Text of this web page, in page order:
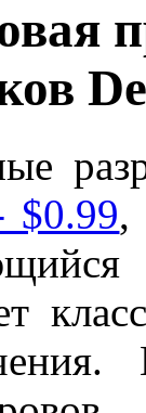
$0.99,